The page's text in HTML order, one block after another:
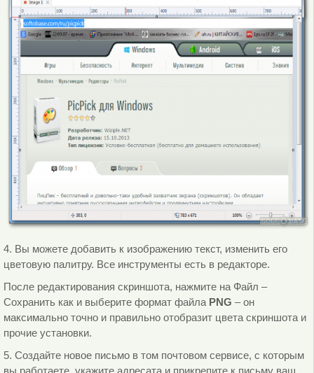
4. Вы можете добавить к изображению текст, изменить его
цветовую палитру. Все инструменты есть в редакторе.
После редактирования скриншота, нажмите на Файл –
Сохранить как и выберите формат файла PNG – он
максимально точно и правильно отобразит цвета скриншота и
прочие установки.
5. Создайте новое письмо в том почтовом сервисе, с которым
вы работаете, укажите адресата и прикрепите к письму ваш